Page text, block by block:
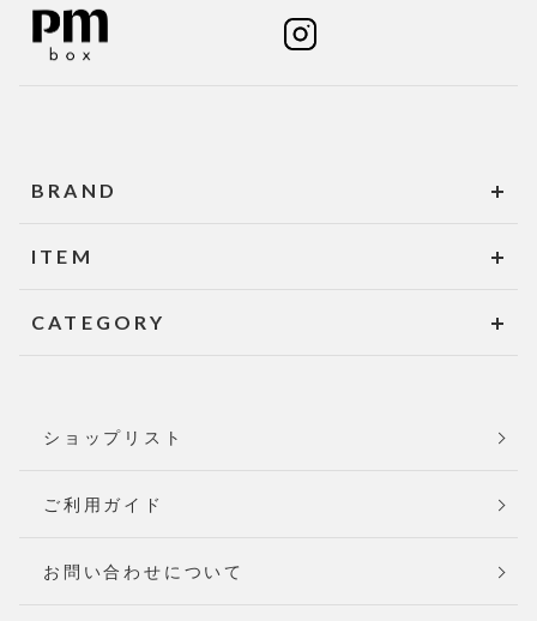
BRAND
ITEM
CATEGORY
ショップリスト
ご利用ガイド
お問い合わせについて